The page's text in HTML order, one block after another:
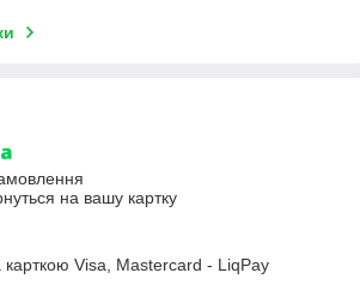
на вашу картку
Visa, Mastercard - LiqPay